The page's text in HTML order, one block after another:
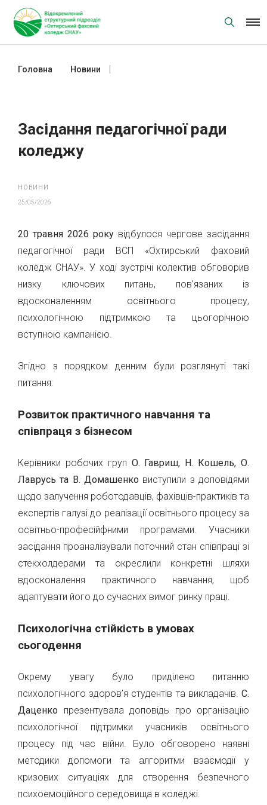
content
Головна Новини
Засідання педагогічної ради
коледжу
НОВИНИ
25/05/2026
20 травня 2026 року відбулося чергове засідання
педагогічної ради ВСП «Охтирський фаховий
коледж СНАУ». У ході зустрічі колектив обговорив
низку ключових питань, пов’язаних із
вдосконаленням освітнього процесу,
психологічною підтримкою та цьогорічною
вступною кампанією.
Згідно з порядком денним були розглянуті такі
питання:
Розвиток практичного навчання та
співпраця з бізнесом
Керівники робочих груп О. Гавриш, Н. Кошель, О.
Лаврусь та В. Домашенко виступили з доповідями
щодо залучення роботодавців, фахівців-практиків та
експертів галузі до реалізації освітнього процесу за
освітньо-професійфними програмами. Учасники
засідання проаналізували поточний стан співпраці зі
стекхолдерами та окреслили конкретні шляхи
вдосконалення практичного навчання, щоб
адаптувати його до сучасних вимог ринку праці.
Психологічна стійкість в умовах
сьогодення
Окрему увагу було приділено питанню
психологічного здоров’я студентів та викладачів. С.
Даценко презентувала доповідь про організацію
психологічної підтримки учасників освітнього
процесу під час війни. Було обговорено наявні
методики допомоги та алгоритми взаємодії у
кризових ситуаціях для створення безпечного
психоемоційного середовища в коледжі.